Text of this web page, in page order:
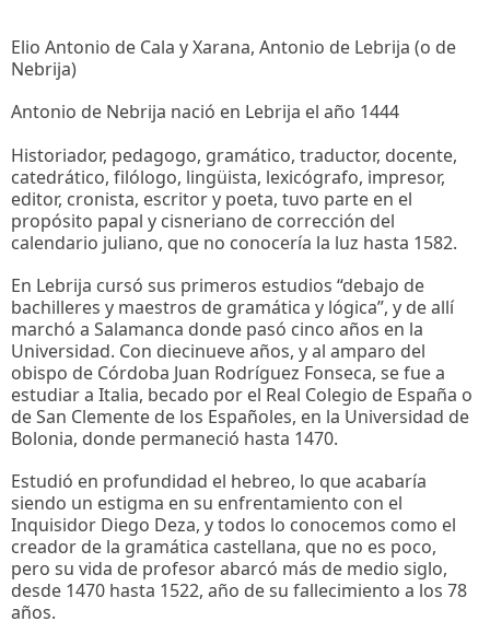
Elio Antonio de Cala y Xarana, Antonio de Lebrija (o de
Nebrija)
Antonio de Nebrija nació en Lebrija el año 1444
Historiador, pedagogo, gramático, traductor, docente,
catedrático, filólogo, lingüista, lexicógrafo, impresor,
editor, cronista, escritor y poeta, tuvo parte en el
propósito papal y cisneriano de corrección del
calendario juliano, que no conocería la luz hasta 1582.
En Lebrija cursó sus primeros estudios “debajo de
bachilleres y maestros de gramática y lógica”, y de allí
marchó a Salamanca donde pasó cinco años en la
Universidad. Con diecinueve años, y al amparo del
obispo de Córdoba Juan Rodríguez Fonseca, se fue a
estudiar a Italia, becado por el Real Colegio de España o
de San Clemente de los Españoles, en la Universidad de
Bolonia, donde permaneció hasta 1470.
Estudió en profundidad el hebreo, lo que acabaría
siendo un estigma en su enfrentamiento con el
Inquisidor Diego Deza, y todos lo conocemos como el
creador de la gramática castellana, que no es poco,
pero su vida de profesor abarcó más de medio siglo,
desde 1470 hasta 1522, año de su fallecimiento a los 78
años.